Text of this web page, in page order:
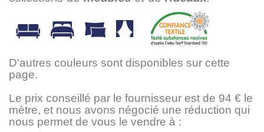
D'autres couleurs sont disponibles sur cette
page.
Le prix conseillé par le fournisseur est de 94 € le
mètre, et nous avons négocié une réduction qui
nous permet de vous le vendre à :